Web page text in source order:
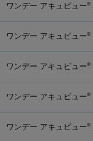
ワンデー アキュビュー®
ワンデー アキュビュー®
ワンデー アキュビュー®
ワンデー アキュビュー®
ワンデー アキュビュー®